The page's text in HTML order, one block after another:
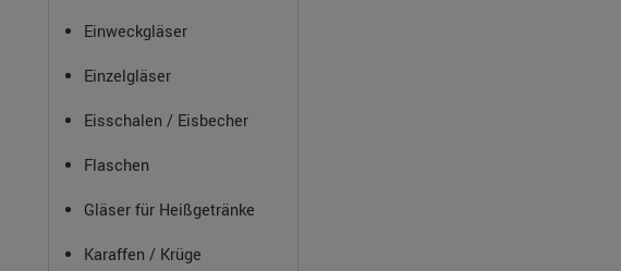
Einweckgläser
Einzelgläser
Eisschalen / Eisbecher
Flaschen
Gläser für Heißgetränke
Karaffen / Krüge